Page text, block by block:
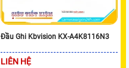
Đầu Ghi Kbvision KX-A4K8116N3
LIÊN HỆ